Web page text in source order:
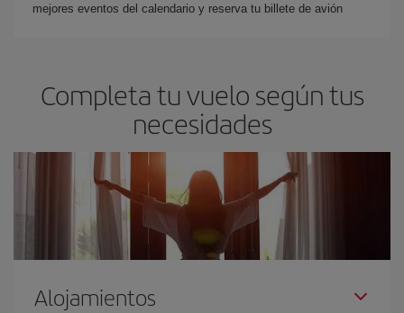
mejores eventos del calendario y reserva tu billete de avión
Completa tu vuelo según tus
necesidades
Alojamientos